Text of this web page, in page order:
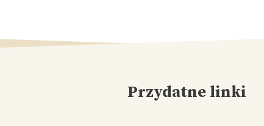
Przydatne linki